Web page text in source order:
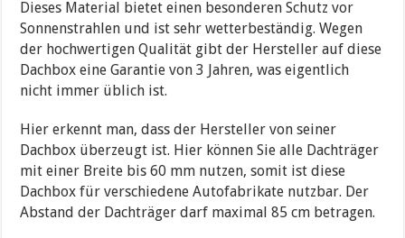
Dieses Material bietet einen besonderen Schutz vor
Sonnenstrahlen und ist sehr wetterbeständig. Wegen
der hochwertigen Qualität gibt der Hersteller auf diese
Dachbox eine Garantie von 3 Jahren, was eigentlich
nicht immer üblich ist.
Hier erkennt man, dass der Hersteller von seiner
Dachbox überzeugt ist. Hier können Sie alle Dachträger
mit einer Breite bis 60 mm nutzen, somit ist diese
Dachbox für verschiedene Autofabrikate nutzbar. Der
Abstand der Dachträger darf maximal 85 cm betragen.